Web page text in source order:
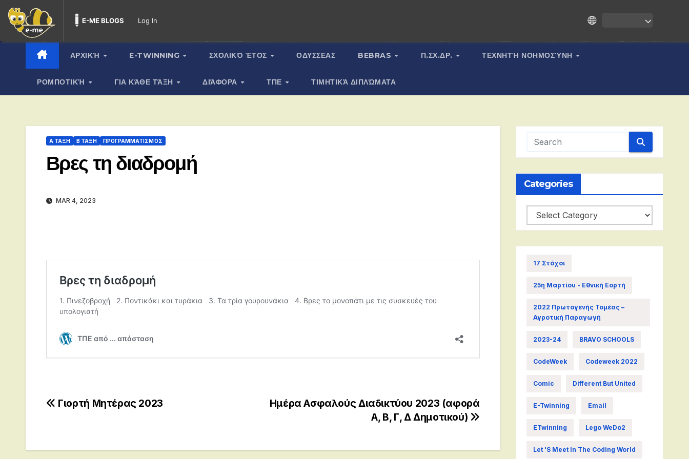
E-ME BLOGS Log In
Skip
to
ΑΡΧΙΚΉ E-TWINNING ΣΧΟΛΙΚΌ ΈΤΟΣ ΟΔΥΣΣΕΑΣ BEBRAS Π.ΣΧ.ΔΡ. ΤΕΧΝΗΤΉ ΝΟΗΜΟΣΎΝΗ
ΡΟΜΠΟΤΙΚΉ ΓΙΑ ΚΆΘΕ ΤΆΞΗ ΔΙΆΦΟΡΑ ΤΠΕ ΤΙΜΗΤΙΚΆ ΔΙΠΛΏΜΑΤΑ
Α ΤΆΞΗ Β ΤΆΞΗ ΠΡΟΓΡΑΜΜΑΤΙΣΜΌΣ
Βρες τη διαδρομή
MAR 4, 2023
Post
Ημέρα Ασφαλούς Διαδικτύου 2023 (αφορά
Α, Β, Γ, Δ Δημοτικού)
Γιορτή Μητέρας 2023
Categories
Categories
17 Στόχοι
25η Μαρτίου - Εθνική Εορτή
2022 Πρωτογενής Τομέας –
Αγροτική Παραγωγή
2023-24 BRAVO SCHOOLS
CodeWeek Codeweek 2022
Comic Different But United
E-Twinning Email
ETwinning Lego WeDo2
Let 's Meet In The Coding World